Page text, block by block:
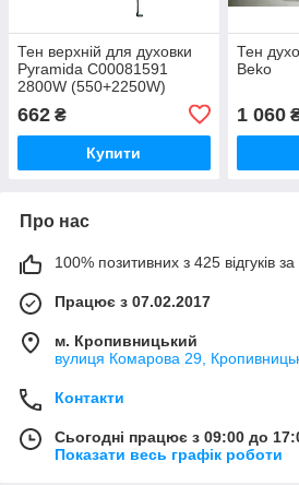
Тен верхній для духовки
Pyramida C00081591
2800W (550+2250W)
662 ₴
Купити
Тен
Beko
1 060
Про нас
100% позитивних з 425 відгуків за
Працює з 07.02.2017
м. Кропивницький
вулиця Комарова 29,
Контакти
Сьогодні працює з 09:00 до
Показати весь графік роботи